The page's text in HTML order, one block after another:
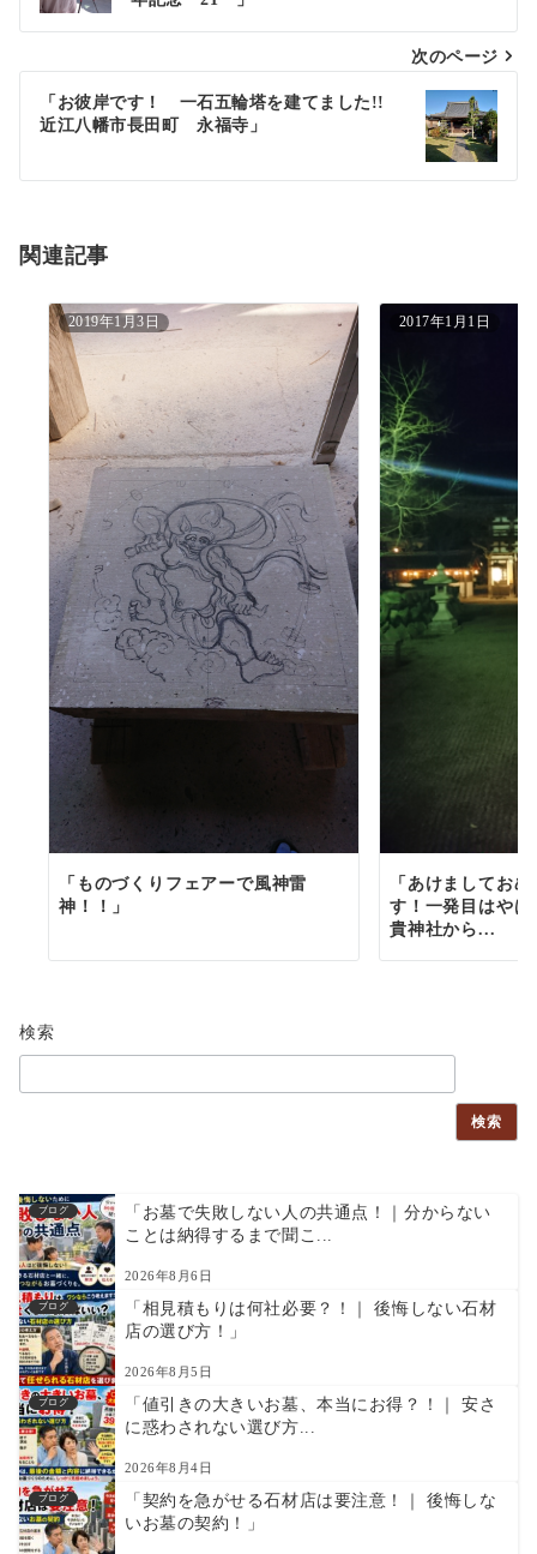
ナ
シ
ン
次のページ
「お彼岸です！ 一石五輪塔を建てました!!
近江八幡市長田町 永福寺」
関連記事
2019年1月3日
「ものづくりフェアーで風神雷
神！！」
2017年1月1日
「あけましてお
す！一発目はや
貴神社から...
検索
検索
ブログ
「お墓で失敗しない人の共通点！｜分からない
ことは納得するまで聞こ...
2026年8月6日
ブログ
「相見積もりは何社必要？！｜ 後悔しない石材
店の選び方！」
2026年8月5日
ブログ
「値引きの大きいお墓、本当にお得？！｜ 安さ
に惑わされない選び方...
2026年8月4日
ブログ
「契約を急がせる石材店は要注意！｜ 後悔しな
いお墓の契約！」